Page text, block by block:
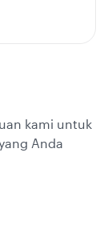
kami untuk
Anda